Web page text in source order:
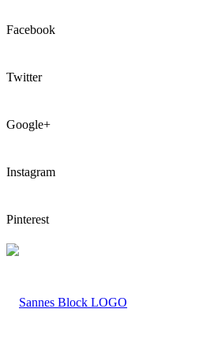
Facebook
Twitter
Google+
Instagram
Pinterest
LOGO